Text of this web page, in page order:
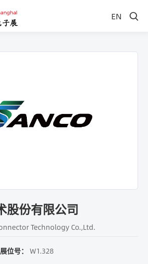
EN
股份有限公司
Technology Co.,Ltd.
展位号： W1.328